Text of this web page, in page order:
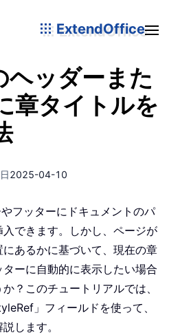
ExtendOffice
ッダーまた
章タイトルを
2025-04-10
フッターにドキュメントのパ
できます。しかし、ページが
あるかに基づいて、現在の章
ーに自動的に表示したい場合
？このチュートリアルでは、
」フィールドを使って、
します。